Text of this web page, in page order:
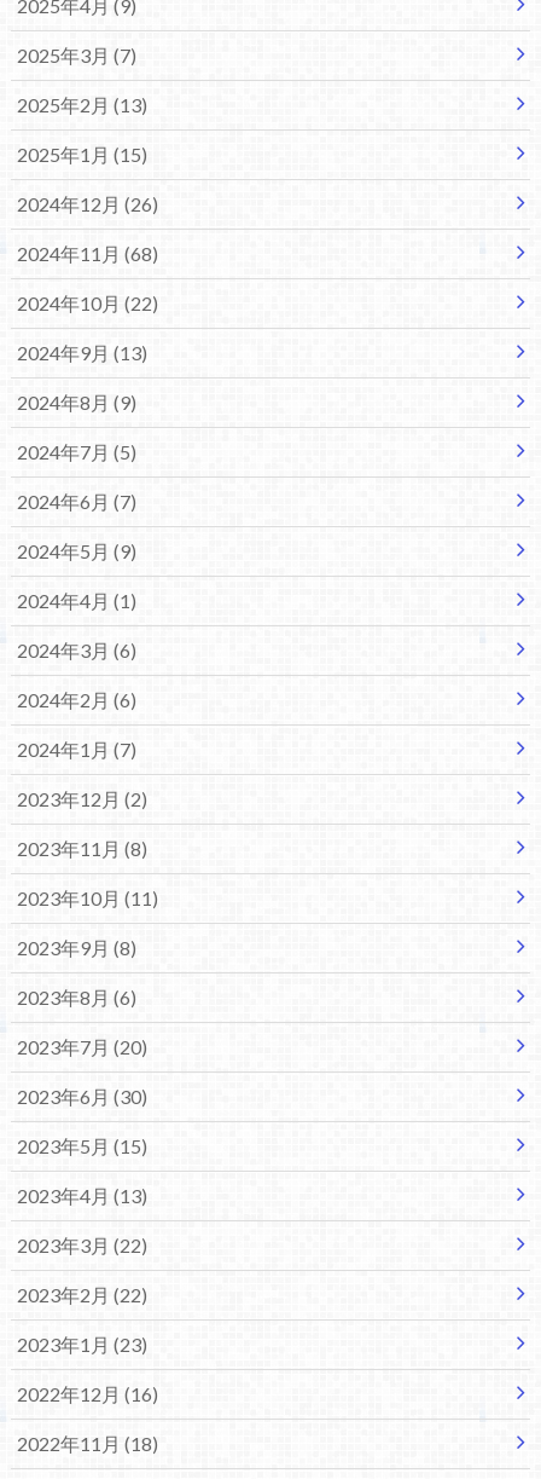
2025年4月 (9)
2025年3月 (7)
2025年2月 (13)
2025年1月 (15)
2024年12月 (26)
2024年11月 (68)
2024年10月 (22)
2024年9月 (13)
2024年8月 (9)
2024年7月 (5)
2024年6月 (7)
2024年5月 (9)
2024年4月 (1)
2024年3月 (6)
2024年2月 (6)
2024年1月 (7)
2023年12月 (2)
2023年11月 (8)
2023年10月 (11)
2023年9月 (8)
2023年8月 (6)
2023年7月 (20)
2023年6月 (30)
2023年5月 (15)
2023年4月 (13)
2023年3月 (22)
2023年2月 (22)
2023年1月 (23)
2022年12月 (16)
2022年11月 (18)